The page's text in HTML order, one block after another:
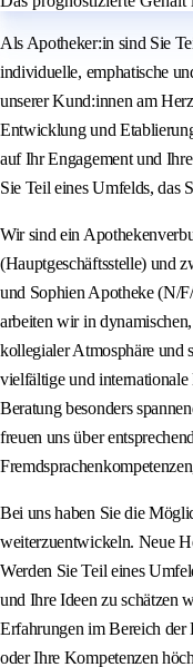
Als Apotheker:in sind Sie
individuelle, emphatische
unserer Kund:innen am
Entwicklung und
auf Ihr Engagement und
Sie Teil eines Umfelds, das
Wir sind ein
(Hauptgeschäftsstelle) und
und Sophien Apotheke (N/
arbeiten wir in
kollegialer Atmosphäre
vielfältige und
Beratung besonders
freuen uns über
Bei uns haben Sie die
weiterzuentwickeln. Neue
Werden Sie Teil eines
und Ihre Ideen zu schätzen
Erfahrungen im Bereich der
oder Ihre Kompetenzen